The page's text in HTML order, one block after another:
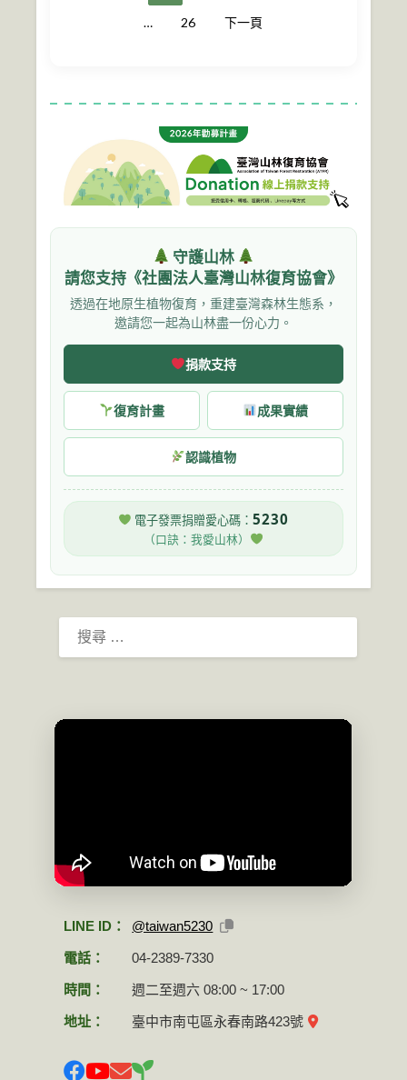
… 26 下一頁
守護山林
請您支持《社團法人臺灣山林復育協會》
透過在地原生植物復育，重建臺灣森林生態系，
邀請您一起為山林盡一份心力。
捐款支持
復育計畫 成果實績
認識植物
電子發票捐贈愛心碼： 5230
（口訣：我愛山林）
搜
尋：
LINE ID： @taiwan5230
電話： 04-2389-7330
時間： 週二至週六 08:00 ~ 17:00
地址： 臺中市南屯區永春南路423號